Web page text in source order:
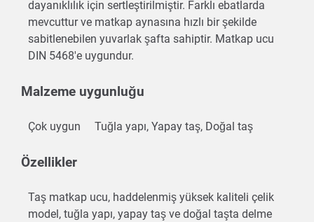
dayanıklılık için sertleştirilmiştir. Farklı ebatlarda
mevcuttur ve matkap aynasına hızlı bir şekilde
sabitlenebilen yuvarlak şafta sahiptir. Matkap ucu
DIN 5468'e uygundur.
Malzeme uygunluğu
Çok uygun Tuğla yapı, Yapay taş, Doğal taş
Özellikler
Taş matkap ucu, haddelenmiş yüksek kaliteli çelik
model, tuğla yapı, yapay taş ve doğal taşta delme